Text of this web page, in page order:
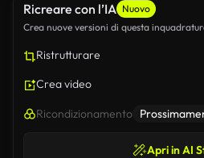
Ricreare con l’IA Nuovo
Crea nuove versioni di questa
Ristrutturare
Crea video
Ricondizionamento
Apri in AI